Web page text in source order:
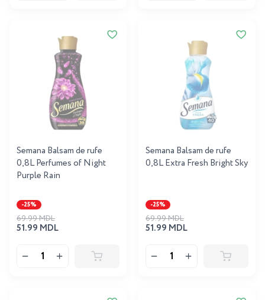
Semana Balsam de rufe
0,8L Perfumes of Night
Purple Rain
-25%
51.99 MDL
69.99 MDL
Semana Balsam de rufe
0,8L Extra Fresh Bright Sky
-25%
51.99 MDL
69.99 MDL